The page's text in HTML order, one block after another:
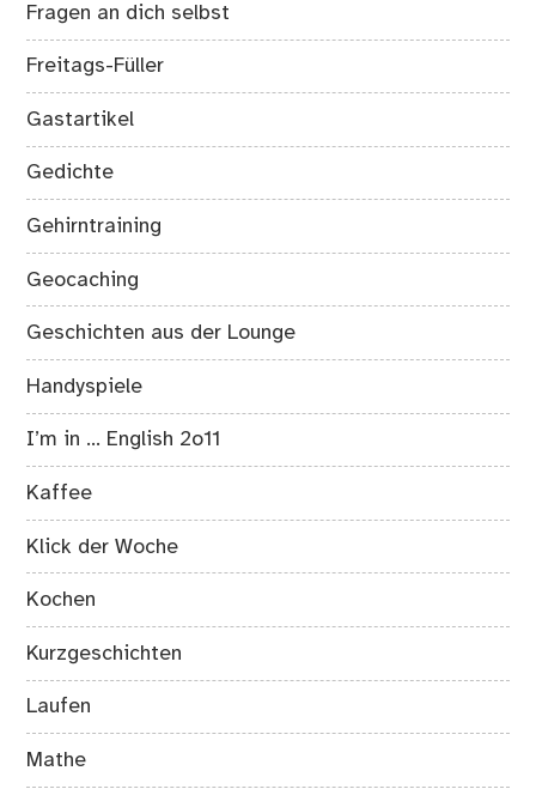
Fragen an dich selbst
Freitags-Füller
Gastartikel
Gedichte
Gehirntraining
Geocaching
Geschichten aus der Lounge
Handyspiele
I’m in … English 2o11
Kaffee
Klick der Woche
Kochen
Kurzgeschichten
Laufen
Mathe